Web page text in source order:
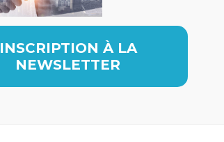
INSCRIPTION À LA
NEWSLETTER